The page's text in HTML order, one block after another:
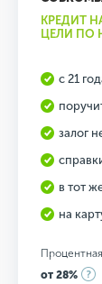
КРЕДИТ
ЦЕЛИ ПО
с 21
залог
в тот
на
от 28%